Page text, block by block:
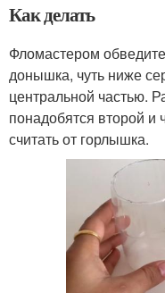
Как делать
Фломастером
донышка, чуть ниже
центральной частью.
понадобятся второй
считать от горлышка.